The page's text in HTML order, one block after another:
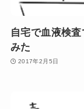
自宅で血液検
みた
2017年2月5日